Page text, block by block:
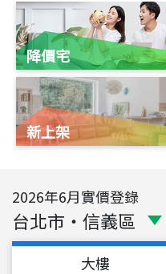
降價宅
新上架
2026年6月實價登錄
台北市 ・ 信義區
大樓